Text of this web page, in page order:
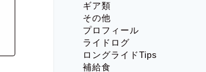
ギア類
その他
プロフィール
ライドログ
ロングライドTips
補給食